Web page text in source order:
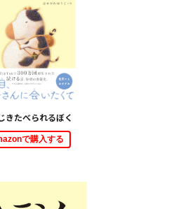
きたべられるぼく
で購入する